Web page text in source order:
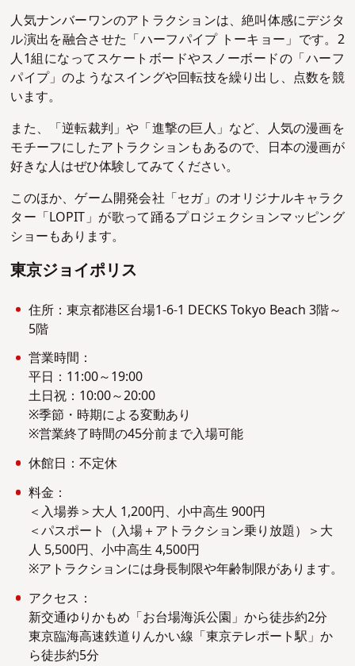
人気ナンバーワンのアトラクションは、絶叫体感にデジタ
ル演出を融合させた「ハーフパイプ トーキョー」です。2
人1組になってスケートボードやスノーボードの「ハーフ
パイプ」のようなスイングや回転技を繰り出し、点数を競
います。
また、「逆転裁判」や「進撃の巨人」など、人気の漫画を
モチーフにしたアトラクションもあるので、日本の漫画が
好きな人はぜひ体験してみてください。
このほか、ゲーム開発会社「セガ」のオリジナルキャラク
ター「LOPIT」が歌って踊るプロジェクションマッピング
ショーもあります。
東京ジョイポリス
住所：東京都港区台場1-6-1 DECKS Tokyo Beach 3階～
5階
営業時間：
平日：11:00～19:00
土日祝：10:00～20:00
※季節・時期による変動あり
※営業終了時間の45分前まで入場可能
休館日：不定休
料金：
＜入場券＞大人 1,200円、小中高生 900円
＜パスポート（入場＋アトラクション乗り放題）＞大
人 5,500円、小中高生 4,500円
※アトラクションには身長制限や年齢制限があります。
アクセス：
新交通ゆりかもめ「お台場海浜公園」から徒歩約2分
東京臨海高速鉄道りんかい線「東京テレポート駅」か
ら徒歩約5分